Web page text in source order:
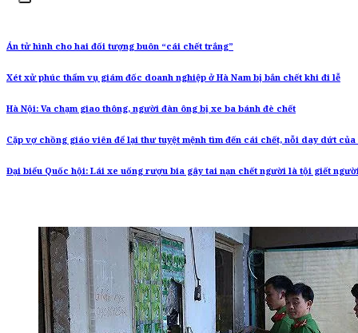
Án tử hình cho hai đối tượng buôn “cái chết trắng”
Xét xử phúc thẩm vụ giám đốc doanh nghiệp ở Hà Nam bị bắn chết khi đi lễ
Hà Nội: Va chạm giao thông, người đàn ông bị xe ba bánh đè chết
Cặp vợ chồng giáo viên để lại thư tuyệt mệnh tìm đến cái chết, nỗi day dứt
Đại biểu Quốc hội: Lái xe uống rượu bia gây tai nạn chết người là tội giết